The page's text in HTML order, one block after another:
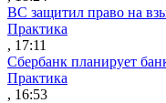
ВС защитил право на
Практика
, 17:11
Сбербанк планирует
Практика
, 16:53